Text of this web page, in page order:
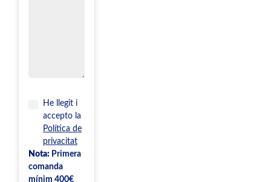
He llegit i
accepto la
Política de
privacitat
Nota: Primera
comanda
mínim 400€